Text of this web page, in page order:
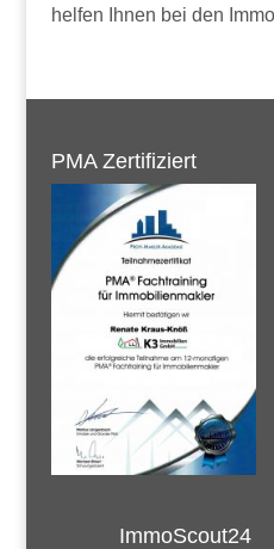
helfen Ihnen bei den
PMA Zertifiziert
ImmoScout24